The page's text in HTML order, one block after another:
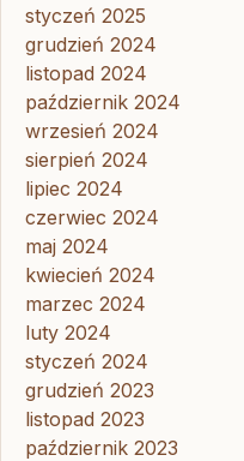
styczeń 2025
grudzień 2024
listopad 2024
październik 2024
wrzesień 2024
sierpień 2024
lipiec 2024
czerwiec 2024
maj 2024
kwiecień 2024
marzec 2024
luty 2024
styczeń 2024
grudzień 2023
listopad 2023
październik 2023